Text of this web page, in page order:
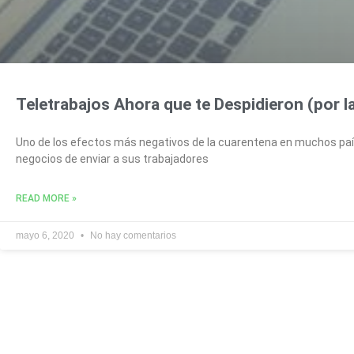
Teletrabajos Ahora que te Despidieron (por
Uno de los efectos más negativos de la cuarentena en muchos
negocios de enviar a sus trabajadores
READ MORE »
mayo 6, 2020 No hay comentarios